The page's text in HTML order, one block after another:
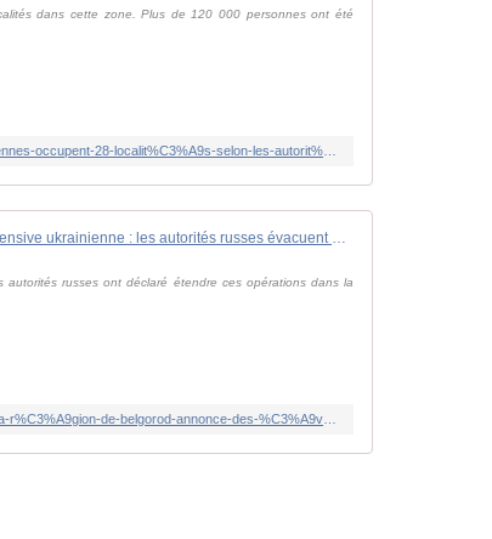
dans cette zone. Plus de 120 000 personnes ont été
Offensive ukrainienne : les autorités russes évacuent des civils de régions frontalières
russes ont déclaré étendre ces opérations dans la